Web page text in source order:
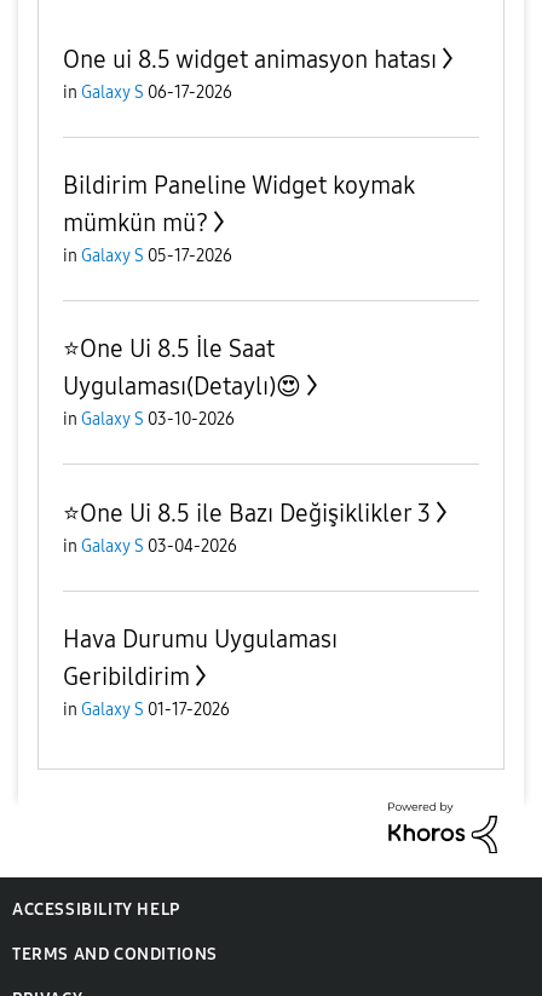
One ui 8.5 widget animasyon hatası
in Galaxy S 06-17-2026
Bildirim Paneline Widget koymak
mümkün mü?
in Galaxy S 05-17-2026
⭐️One Ui 8.5 İle Saat
Uygulaması(Detaylı)😍
in Galaxy S 03-10-2026
⭐️One Ui 8.5 ile Bazı Değişiklikler 3
in Galaxy S 03-04-2026
Hava Durumu Uygulaması
Geribildirim
in Galaxy S 01-17-2026
ACCESSIBILITY HELP
TERMS AND CONDITIONS